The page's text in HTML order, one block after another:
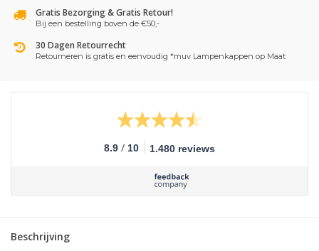
Gratis Bezorging & Gratis Retour!
Bij een bestelling boven de €50,-
30 Dagen Retourrecht
Retourneren is gratis en eenvoudig *muv Lampenkappen op Maat
8.9 / 10 1.480 reviews
Beschrijving